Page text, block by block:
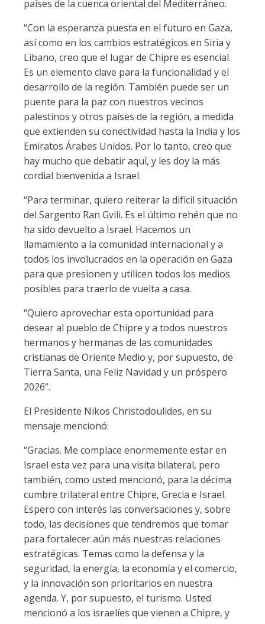
países de la cuenca oriental del Mediterráneo.
“Con la esperanza puesta en el futuro en Gaza,
así como en los cambios estratégicos en Siria y
Líbano, creo que el lugar de Chipre es esencial.
Es un elemento clave para la funcionalidad y el
desarrollo de la región. También puede ser un
puente para la paz con nuestros vecinos
palestinos y otros países de la región, a medida
que extienden su conectividad hasta la India y los
Emiratos Árabes Unidos. Por lo tanto, creo que
hay mucho que debatir aquí, y les doy la más
cordial bienvenida a Israel.
“Para terminar, quiero reiterar la difícil situación
del Sargento Ran Gvili. Es el último rehén que no
ha sido devuelto a Israel. Hacemos un
llamamiento a la comunidad internacional y a
todos los involucrados en la operación en Gaza
para que presionen y utilicen todos los medios
posibles para traerlo de vuelta a casa.
“Quiero aprovechar esta oportunidad para
desear al pueblo de Chipre y a todos nuestros
hermanos y hermanas de las comunidades
cristianas de Oriente Medio y, por supuesto, de
Tierra Santa, una Feliz Navidad y un próspero
2026”.
El Presidente Nikos Christodoulides, en su
mensaje mencionó:
“Gracias. Me complace enormemente estar en
Israel esta vez para una visita bilateral, pero
también, como usted mencionó, para la décima
cumbre trilateral entre Chipre, Grecia e Israel.
Espero con interés las conversaciones y, sobre
todo, las decisiones que tendremos que tomar
para fortalecer aún más nuestras relaciones
estratégicas. Temas como la defensa y la
seguridad, la energía, la economía y el comercio,
y la innovación son prioritarios en nuestra
agenda. Y, por supuesto, el turismo. Usted
mencionó a los israelíes que vienen a Chipre, y